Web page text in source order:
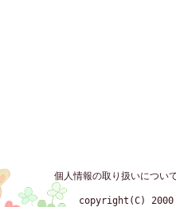
個人情報の取り扱いについ
copyright(C)